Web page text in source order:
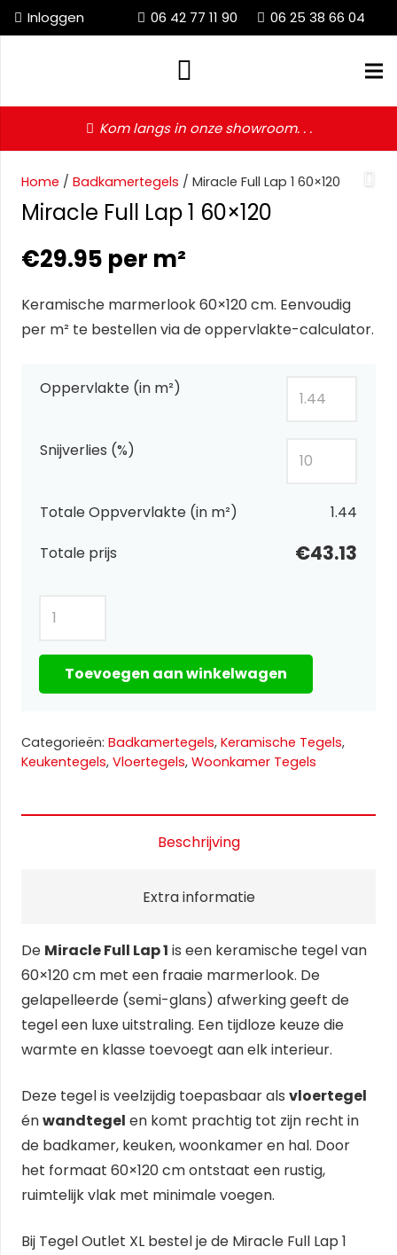
Inloggen 06 42 77 11 90 06 25 38 66 04
Kom langs in onze showroom. . .
Home / Badkamertegels / Miracle Full Lap 1 60×120
Miracle Full Lap 1 60×120
€29.95 per m²
Keramische marmerlook 60×120 cm. Eenvoudig
per m² te bestellen via de oppervlakte-calculator.
Oppervlakte (in m²)
Snijverlies (%)
Totale Oppvervlakte (in m²)
1.44
Totale prijs
€43.13
Lap
Toevoegen aan winkelwagen
Categorieën: Badkamertegels, Keramische Tegels,
Keukentegels, Vloertegels, Woonkamer Tegels
Beschrijving
Extra informatie
De Miracle Full Lap 1 is een keramische tegel van
60×120 cm met een fraaie marmerlook. De
gelapelleerde (semi-glans) afwerking geeft de
tegel een luxe uitstraling. Een tijdloze keuze die
warmte en klasse toevoegt aan elk interieur.
Deze tegel is veelzijdig toepasbaar als vloertegel
énwandtegel en komt prachtig tot zijn recht in
de badkamer, keuken, woonkamer en hal. Door
het formaat 60×120 cm ontstaat een rustig,
ruimtelijk vlak met minimale voegen.
Bij Tegel Outlet XL bestel je de Miracle Full Lap 1